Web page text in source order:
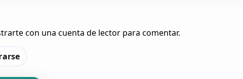
con una cuenta de lector para comentar.